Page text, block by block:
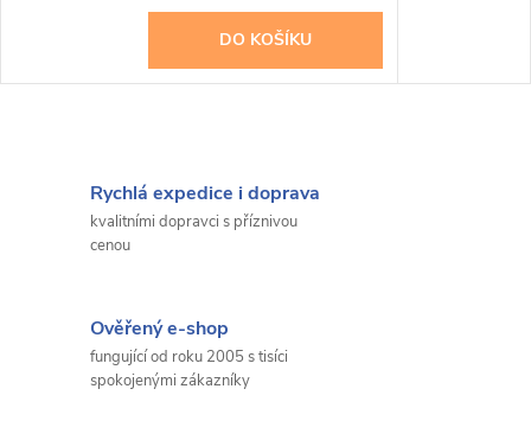
DO KOŠÍKU
Rychlá expedice i doprava
kvalitními dopravci s příznivou
cenou
Ověřený e-shop
fungující od roku 2005 s tisíci
spokojenými zákazníky